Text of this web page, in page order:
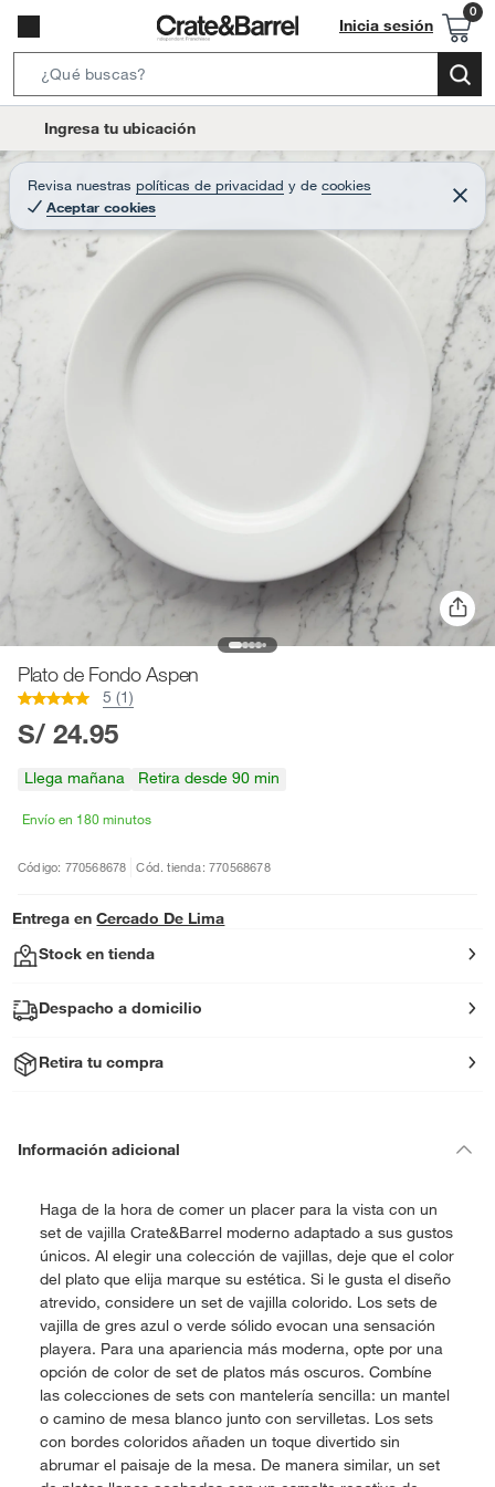
Inicia sesión
e
r
c
a
o
t
o
-
i
c
o
Ingresa tu ubicación
Revisa nuestras políticas de privacidad y de cookies
Aceptar cookies
C
e
r
a
r
Plato de Fondo Aspen
5 (1)
S/ 24.95
Llega mañana Retira desde 90 min
Envío en 180 minutos
Código: 770568678 Cód. tienda: 770568678
Entrega en Cercado De Lima
Stock en tienda
Despacho a domicilio
Retira tu compra
Información adicional
Haga de la hora de comer un placer para la vista con un
set de vajilla Crate&Barrel moderno adaptado a sus gustos
únicos. Al elegir una colección de vajillas, deje que el color
del plato que elija marque su estética. Si le gusta el diseño
atrevido, considere un set de vajilla colorido. Los sets de
vajilla de gres azul o verde sólido evocan una sensación
playera. Para una apariencia más moderna, opte por una
opción de color de set de platos más oscuros. Combíne
las colecciones de sets con mantelería sencilla: un mantel
o camino de mesa blanco junto con servilletas. Los sets
con bordes coloridos añaden un toque divertido sin
abrumar el paisaje de la mesa. De manera similar, un set